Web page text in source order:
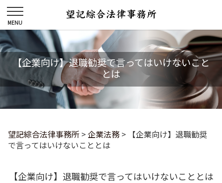
【企業向け】退職勧奨で言ってはいけないこと
とは
望記綜合法律事務所 >企業法務 > 【企業向け】退職勧奨
で言ってはいけないこととは
【企業向け】退職勧奨で言ってはいけないこととは